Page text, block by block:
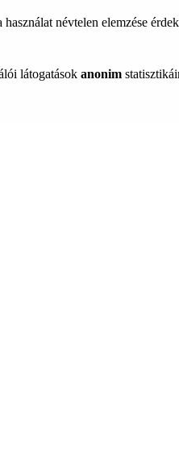
névtelen elemzése
látogatások anonim